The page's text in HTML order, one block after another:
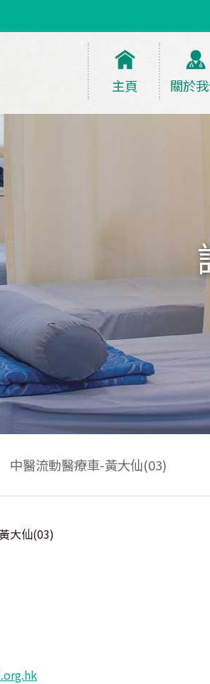
主頁 關於
中醫流動醫療車-黃大仙(03)
大仙(03)